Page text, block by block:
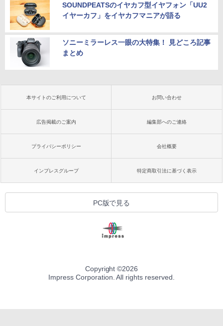
SOUNDPEATSのイヤカフ型イヤフォン「UU2
イヤーカフ」をイヤカフマニアが語る
ソニーミラーレス一眼の大特集！ 見どころ記事
まとめ
本サイトのご利用について お問い合わせ
広告掲載のご案内 編集部へのご連絡
プライバシーポリシー 会社概要
インプレスグループ 特定商取引法に基づく表示
PC版で見る
Copyright ©2026
Impress Corporation. All rights reserved.